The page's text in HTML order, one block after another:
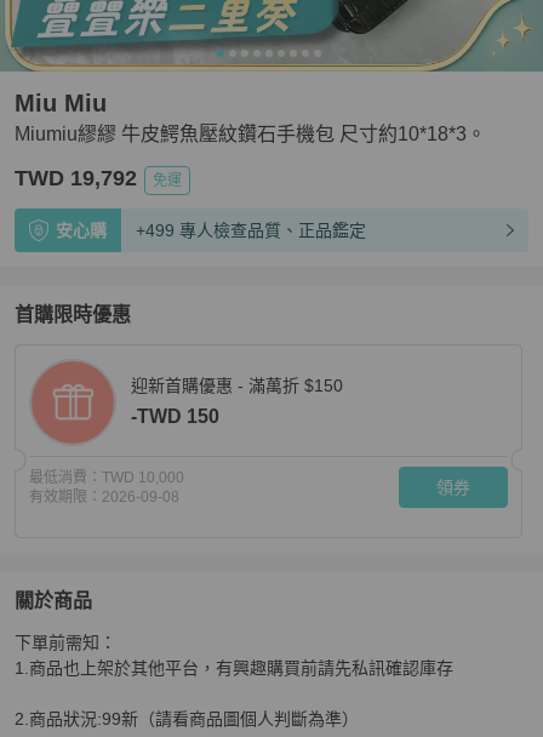
Miumiu繆繆 牛皮鰐魚壓紋鑽石手機包 尺寸約10*18*3。
Miu Miu
TWD 19,792 免運
安心購 +499 專人檢查品質、正品鑑定
首購限時優惠
迎新首購優惠 - 滿萬折 $150
-TWD 150
最低消費： TWD 10,000
有效期限： 2026-09-08 領券
關於商品
關於Miumiu繆繆 牛皮鰐魚壓紋鑽石手機包 尺寸約10*18*3。
下單前需知：
1.商品也上架於其他平台，有興趣購買前請先私訊確認庫存
2.商品狀況:99新（請看商品圖個人判斷為準）